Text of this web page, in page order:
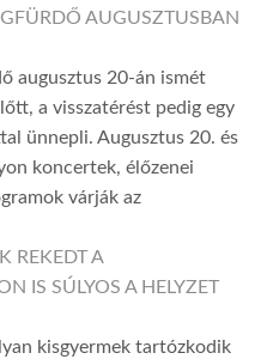
AUGUSZTUSBAN
augusztus 20-án ismét
a visszatérést pedig egy
ünnepli. Augusztus 20. és
koncertek, élőzenei
várják az
REKEDT A
IS SÚLYOS A HELYZET
kisgyermek tartózkodik